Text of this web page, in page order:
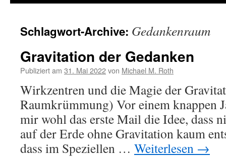
Schlagwort-Archive: Gedankenraum
Gravitation der Gedanken
Publiziert am 31. Mai 2022von Michael M. Roth
Wirkzentren und die Magie der
Raumkrümmung) Vor einem knappen
mir wohl das erste Mail die Idee, dass
auf der Erde ohne Gravitation kaum
dass im Speziellen … Weiterlesen →